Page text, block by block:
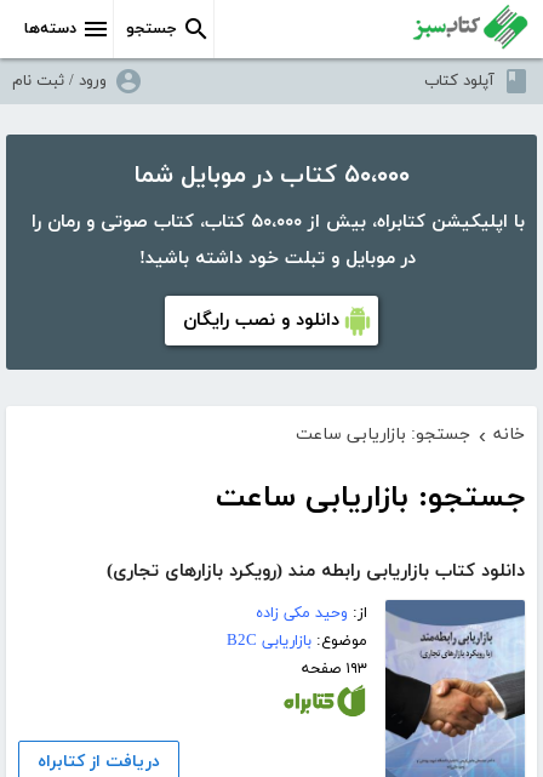
دسته‌ها جستجو
آپلود کتاب ورود / ثبت نام
۵۰،۰۰۰ کتاب در موبایل شما
با اپلیکیشن کتابراه، بیش از ۵۰،۰۰۰ کتاب، کتاب صوتی و رمان را
در موبایل و تبلت خود داشته باشید!
دانلود و نصب رایگان
خانه › جستجو: بازاریابی ساعت
جستجو: بازاریابی ساعت
دانلود کتاب بازاریابی رابطه مند (رویکرد بازارهای تجاری)
از: وحید مکی زاده
موضوع:بازاریابی B2C
۱۹۳ صفحه
دریافت از کتابراه